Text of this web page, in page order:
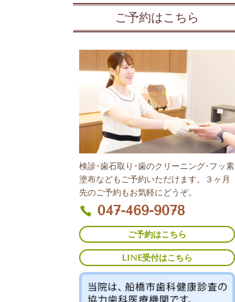
ご予約はこちら
検診･歯石取り･歯のクリーニング･フッ素
塗布などもご予約いただけます。３ヶ月
先のご予約もお気軽にどうぞ。
047-469-9078
ご予約はこちら
LINE受付はこちら